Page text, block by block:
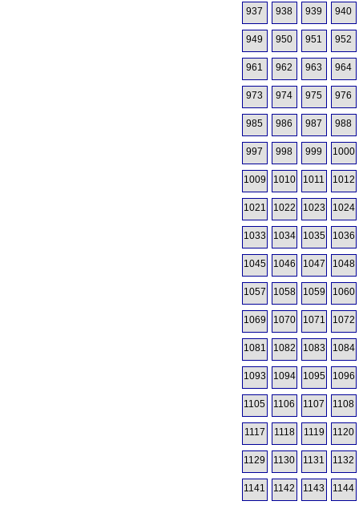
937 938 939 940
949 950 951 952
961 962 963 964
973 974 975 976
985 986 987 988
997 998 999 1000
1009 1010 1011 1012
1021 1022 1023 1024
1033 1034 1035 1036
1045 1046 1047 1048
1057 1058 1059 1060
1069 1070 1071 1072
1081 1082 1083 1084
1093 1094 1095 1096
1105 1106 1107 1108
1117 1118 1119 1120
1129 1130 1131 1132
1141 1142 1143 1144